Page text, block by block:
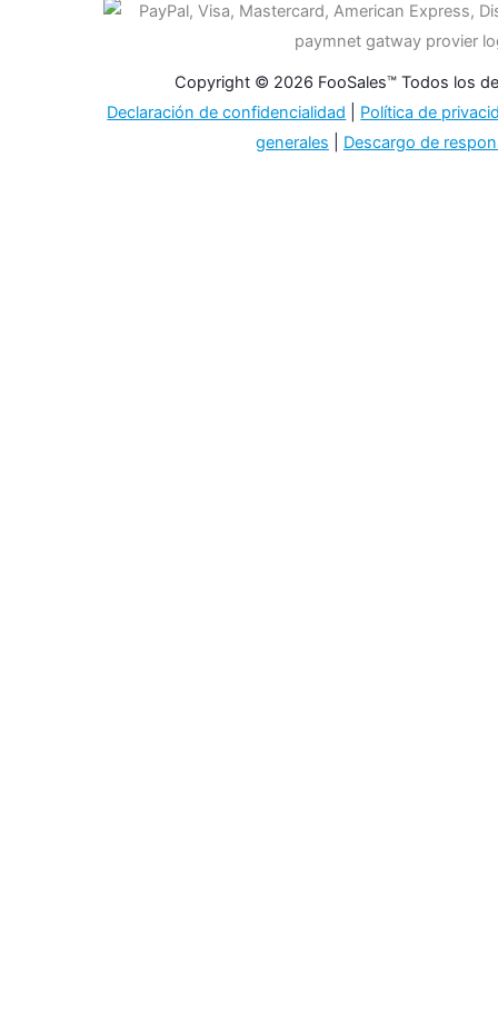
Copyright © 2026 FooSales™ Todos los
Declaración de confidencialidad
Política de
generales
Descargo de